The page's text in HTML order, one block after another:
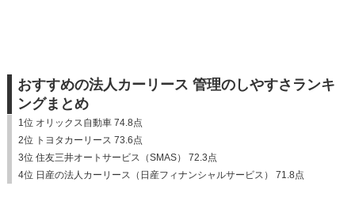
おすすめの法人カーリース 管理のしやすさランキ
ングまとめ
1位 オリックス自動車 74.8点
2位 トヨタカーリース 73.6点
3位 住友三井オートサービス（SMAS） 72.3点
4位 日産の法人カーリース（日産フィナンシャルサービス） 71.8点